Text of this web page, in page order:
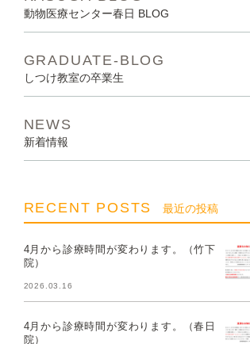
動物医療センター春日 BLOG
GRADUATE-BLOG
しつけ教室の卒業生
NEWS
新着情報
RECENT POSTS 最近の投稿
4月から診療時間が変わります。（竹下
院）
2026.03.16
4月から診療時間が変わります。（春日
院）